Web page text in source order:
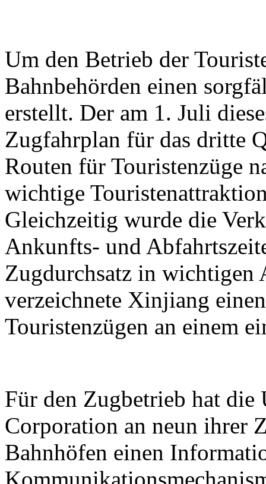
Um den Betrieb der
Bahnbehörden einen
erstellt. Der am 1. Juli
Zugfahrplan für das dritte
Routen für Touristenzüge
wichtige
Gleichzeitig wurde die
Ankunfts- und
Zugdurchsatz in wichtigen
verzeichnete Xinjiang
Touristenzügen an einem
Für den Zugbetrieb hat
Corporation an neun ihrer
Bahnhöfen einen